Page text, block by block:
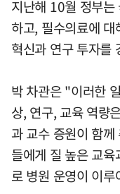
지난해 10월 정부는
하고, 필수의료에
혁신과 연구 투자를
박 차관은 "이러한
상, 연구, 교육 역량
과 교수 증원이 함
들에게 질 높은 교
로 병원 운영이 이